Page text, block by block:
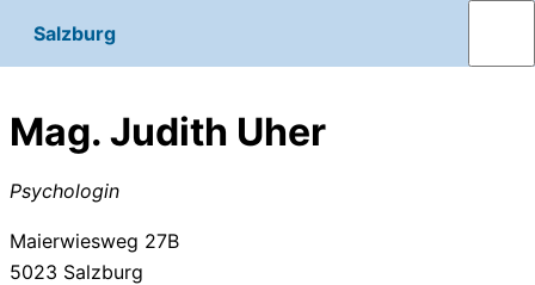
Salzburg
Mag. Judith Uher
Psychologin
Maierwiesweg 27B
5023 Salzburg